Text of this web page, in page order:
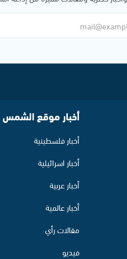
أخبار موقع الشمس
أخبار فلسطينية
أخبار اسرائيلية
أخبار عربية
أخبار عالمية
مقالات رأي
فيديو